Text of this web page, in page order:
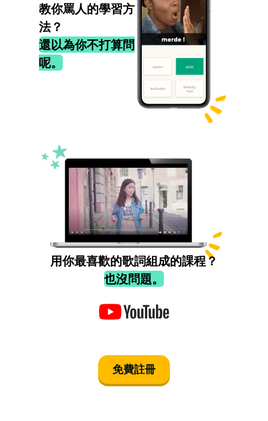
教你罵人的學習方
法？
還以為你不打算問
呢。
用你最喜歡的歌詞組成的課程？
也沒問題。
免費註冊